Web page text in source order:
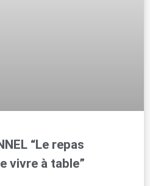
“Le repas
vivre à table”